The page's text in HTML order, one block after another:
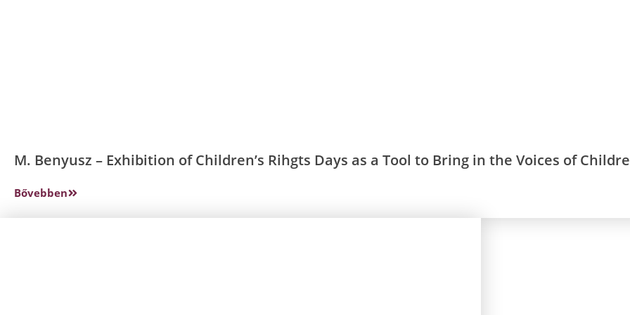
M. Benyusz – Exhibition of Children’s Rihgts Days as a Tool to Bring in the Voices of
Bővebben